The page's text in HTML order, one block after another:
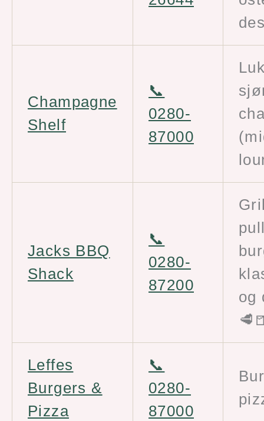
Champagne
Shelf
📞
0280-
87000
Jacks BBQ
Shack
📞
0280-
87200
og
Leffes
Burgers &
Pizza
📞
0280-
87000